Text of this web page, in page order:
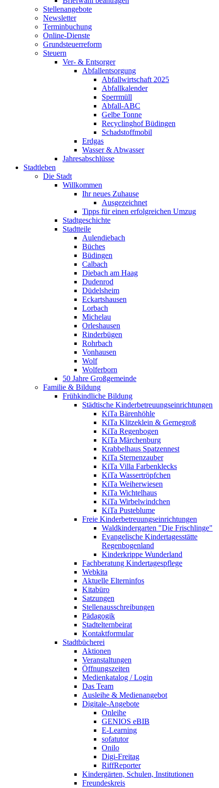
Stellenangebote
Newsletter
Terminbuchung
Online-Dienste
Grundsteuerreform
Steuern
Ver- & Entsorger
Abfallentsorgung
Abfallwirtschaft 2025
Abfallkalender
Sperrmüll
Abfall-ABC
Gelbe Tonne
Recyclinghof Büdingen
Schadstoffmobil
Erdgas
Wasser & Abwasser
Jahresabschlüsse
Stadtleben
Die Stadt
Willkommen
Ihr neues Zuhause
Ausgezeichnet
Tipps für einen erfolgreichen Umzug
Stadtgeschichte
Stadtteile
Aulendiebach
Büches
Büdingen
Calbach
Diebach am Haag
Dudenrod
Düdelsheim
Eckartshausen
Lorbach
Michelau
Orleshausen
Rinderbügen
Rohrbach
Vonhausen
Wolf
Wolferborn
50 Jahre Großgemeinde
Familie & Bildung
Frühkindliche Bildung
Städtische Kinderbetreuungseinrichtungen
KiTa Bärenhöhle
KiTa Klitzeklein & Gernegroß
KiTa Regenbogen
KiTa Märchenburg
Krabbelhaus Spatzennest
KiTa Sternenzauber
KiTa Villa Farbenklecks
KiTa Wassertröpfchen
KiTa Weiherwiesen
KiTa Wichtelhaus
KiTa Wirbelwindchen
KiTa Pusteblume
Freie Kinderbetreuungseinrichtungen
Waldkindergarten "Die Frischlinge"
Evangelische Kindertagesstätte
Regenbogenland
Kinderkrippe Wunderland
Fachberatung Kindertagespflege
Webkita
Aktuelle Elterninfos
Kitabüro
Satzungen
Stellenausschreibungen
Pädagogik
Stadtelternbeirat
Kontaktformular
Stadtbücherei
Aktionen
Veranstaltungen
Öffnungszeiten
Medienkatalog / Login
Das Team
Ausleihe & Medienangebot
Digitale-Angebote
Onleihe
GENIOS eBIB
E-Learning
sofatutor
Onilo
Digi-Freitag
RiffReporter
Kindergärten, Schulen, Institutionen
Freundeskreis